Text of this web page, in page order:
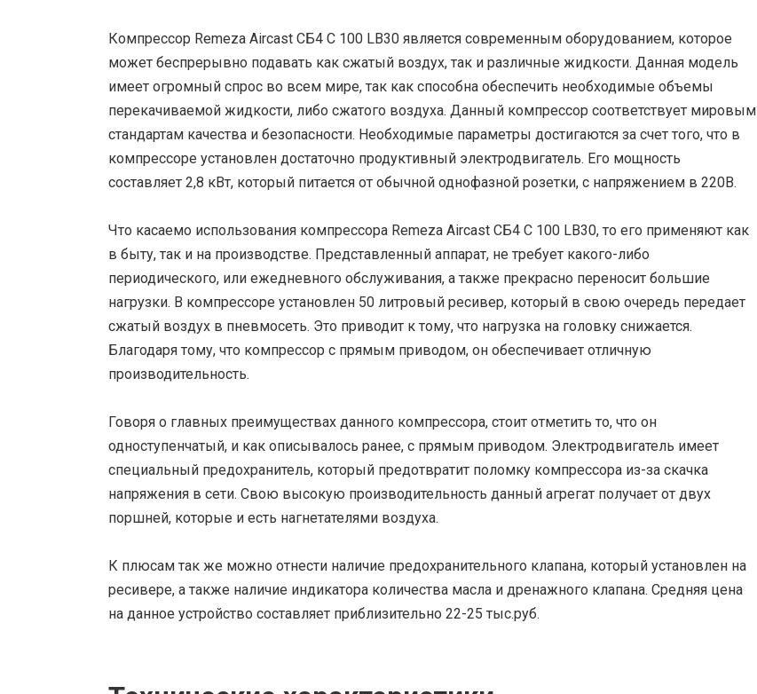
Компрессор Remeza Aircast СБ4 С 100 LB30 является современным оборудованием, которое
может беспрерывно подавать как сжатый воздух, так и различные жидкости. Данная модель
имеет огромный спрос во всем мире, так как способна обеспечить необходимые объемы
перекачиваемой жидкости, либо сжатого воздуха. Данный компрессор соответствует мировым
стандартам качества и безопасности. Необходимые параметры достигаются за счет того, что в
компрессоре установлен достаточно продуктивный электродвигатель. Его мощность
составляет 2,8 кВт, который питается от обычной однофазной розетки, с напряжением в 220В.
Что касаемо использования компрессора Remeza Aircast СБ4 С 100 LB30, то его применяют как
в быту, так и на производстве. Представленный аппарат, не требует какого-либо
периодического, или ежедневного обслуживания, а также прекрасно переносит большие
нагрузки. В компрессоре установлен 50 литровый ресивер, который в свою очередь передает
сжатый воздух в пневмосеть. Это приводит к тому, что нагрузка на головку снижается.
Благодаря тому, что компрессор с прямым приводом, он обеспечивает отличную
производительность.
Говоря о главных преимуществах данного компрессора, стоит отметить то, что он
одноступенчатый, и как описывалось ранее, с прямым приводом. Электродвигатель имеет
специальный предохранитель, который предотвратит поломку компрессора из-за скачка
напряжения в сети. Свою высокую производительность данный агрегат получает от двух
поршней, которые и есть нагнетателями воздуха.
К плюсам так же можно отнести наличие предохранительного клапана, который установлен на
ресивере, а также наличие индикатора количества масла и дренажного клапана. Средняя цена
на данное устройство составляет приблизительно 22-25 тыс.руб.